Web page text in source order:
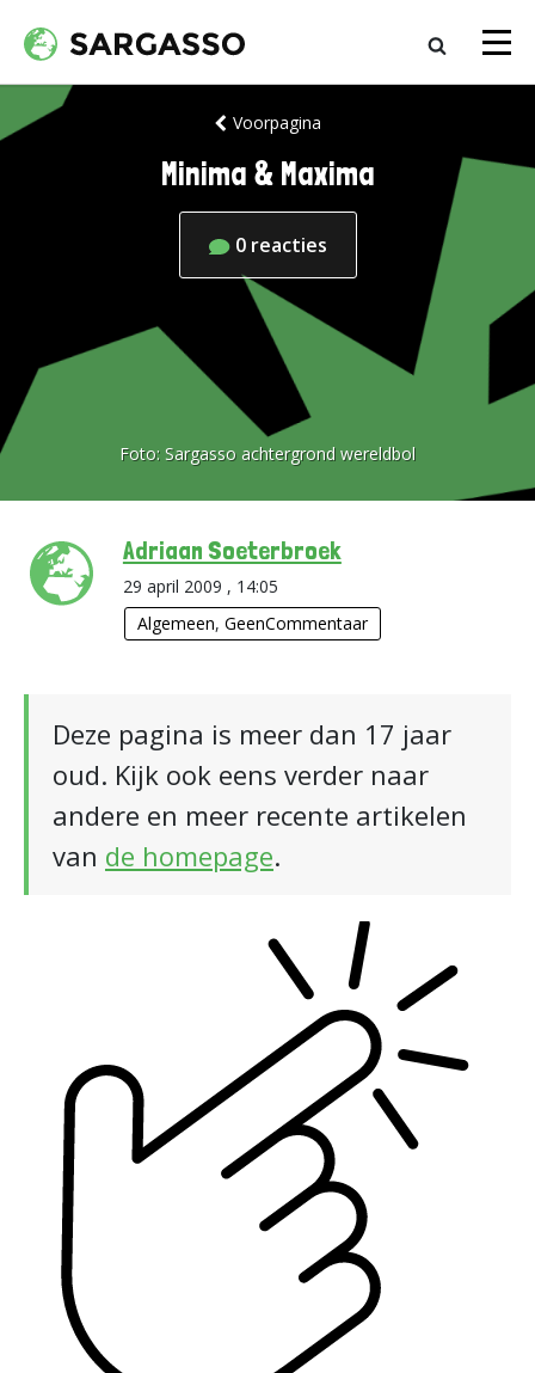
Voorpagina
Minima & Maxima
0 reacties
Foto: Sargasso achtergrond wereldbol
Adriaan Soeterbroek
29 april 2009 , 14:05
Algemeen, GeenCommentaar
Deze pagina is meer dan 17 jaar
oud. Kijk ook eens verder naar
andere en meer recente artikelen
van de homepage.